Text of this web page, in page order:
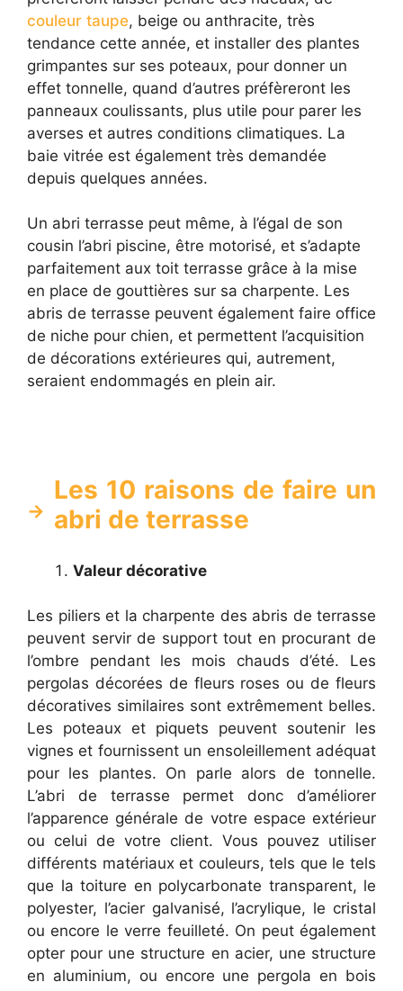
couleur taupe, beige ou anthracite, très
tendance cette année, et installer des plantes
grimpantes sur ses poteaux, pour donner un
effet tonnelle, quand d’autres préfèreront les
panneaux coulissants, plus utile pour parer les
averses et autres conditions climatiques. La
baie vitrée est également très demandée
depuis quelques années.
Un abri terrasse peut même, à l’égal de son
cousin l’abri piscine, être motorisé, et s’adapte
parfaitement aux toit terrasse grâce à la mise
en place de gouttières sur sa charpente. Les
abris de terrasse peuvent également faire office
de niche pour chien, et permettent l’acquisition
de décorations extérieures qui, autrement,
seraient endommagés en plein air.
Les 10 raisons de faire un
abri de terrasse
Valeur décorative
Les piliers et la charpente des abris de terrasse
peuvent servir de support tout en procurant de
l’ombre pendant les mois chauds d’été. Les
pergolas décorées de fleurs roses ou de fleurs
décoratives similaires sont extrêmement belles.
Les poteaux et piquets peuvent soutenir les
vignes et fournissent un ensoleillement adéquat
pour les plantes. On parle alors de tonnelle.
L’abri de terrasse permet donc d’améliorer
l’apparence générale de votre espace extérieur
ou celui de votre client. Vous pouvez utiliser
différents matériaux et couleurs, tels que le tels
que la toiture en polycarbonate transparent, le
polyester, l’acier galvanisé, l’acrylique, le cristal
ou encore le verre feuilleté. On peut également
opter pour une structure en acier, une structure
en aluminium, ou encore une pergola en bois